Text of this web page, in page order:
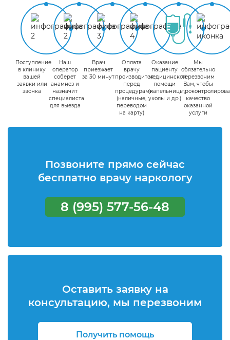
Поступление
в клинику
вашей
заявки или
звонка
Наш
оператор
соберет
анамнез и
назначит
специалиста
для выезда
Врач
приезжает
за 30 минут
Оплата
врачу
производится
перед
процедурами
(наличные,
переводом
на карту)
Оказание
пациенту
медицинской
помощи
(капельницы,
уколы и др.)
Мы
обязательно
перезвоним
Вам, чтобы
качество
оказанной
услуги
Позвоните прямо сейчас
бесплатно врачу наркологу
8 (995) 577-56-48
Оставить заявку на
консультацию, мы перезвоним
Получить помощь